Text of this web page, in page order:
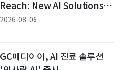
Reach: New AI Solutions
for Breast Cancer
2026-08-06
GC메디아이, AI 진료 솔루션